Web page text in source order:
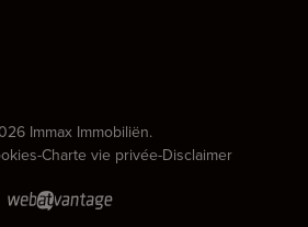
Immax Immobiliën.
-Charte vie privée-Disclaimer